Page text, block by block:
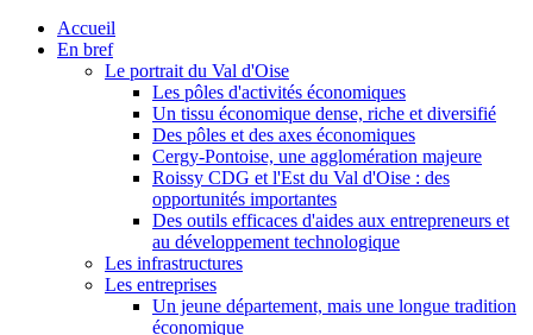
Accueil
En bref
Le portrait du Val d'Oise
Les pôles d'activités économiques
Un tissu économique dense, riche et diversifié
Des pôles et des axes économiques
Cergy-Pontoise, une agglomération majeure
Roissy CDG et l'Est du Val d'Oise : des
opportunités importantes
Des outils efficaces d'aides aux entrepreneurs et
au développement technologique
Les infrastructures
Les entreprises
Un jeune département, mais une longue tradition
économique